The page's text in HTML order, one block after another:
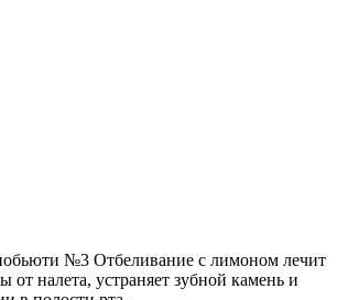
№3 Отбеливание с лимоном лечит
от налета, устраняет зубной камень и